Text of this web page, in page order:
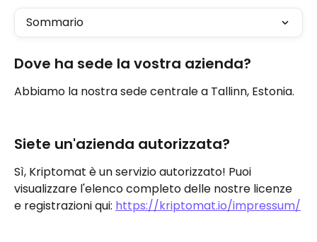
Sommario
Dove ha sede la vostra azienda?
Abbiamo la nostra sede centrale a Tallinn, Estonia.
Siete un'azienda autorizzata?
Sì, Kriptomat è un servizio autorizzato! Puoi
visualizzare l'elenco completo delle nostre licenze
e registrazioni qui: https://kriptomat.io/impressum/